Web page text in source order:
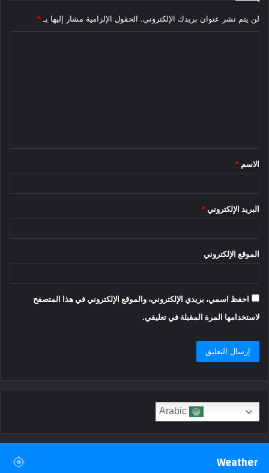
لن يتم نشر عنوان بريدك الإلكتروني. الحقول الإلزامية مشار إليها بـ *
*
الاسم *
البريد الإلكتروني *
الموقع الإلكتروني
احفظ اسمي، بريدي الإلكتروني، والموقع الإلكتروني في هذا المتصفح
لاستخدامها المرة المقبلة في تعليقي.
Weather